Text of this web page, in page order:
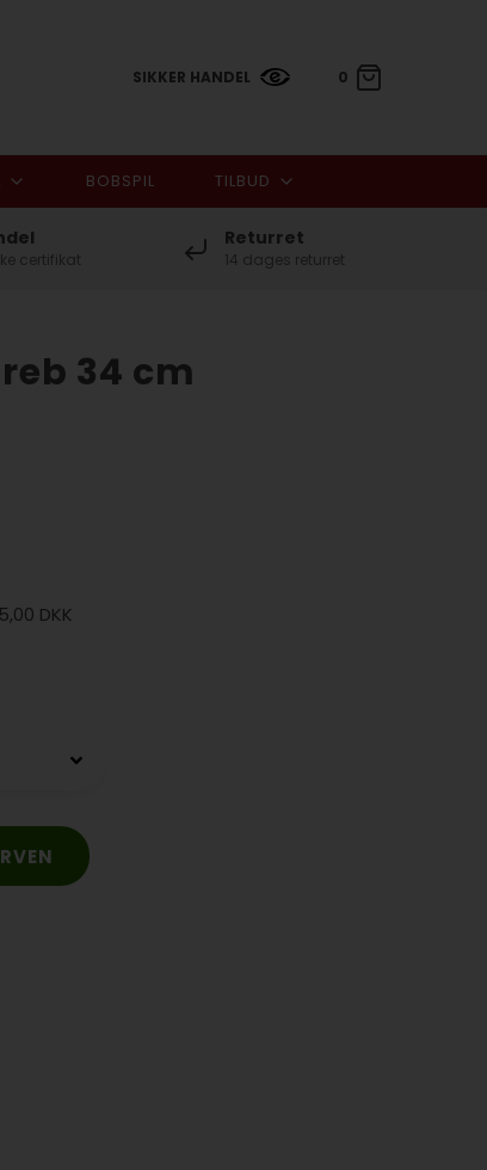
SIKKER HANDEL 0
0,00 DKK
BOBSPIL TILBUD
certifikat
Returret
14 dages returret
34 cm
DKK